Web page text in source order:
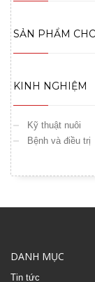
SẢN PHẨM
KINH NGHIỆM
Kỹ thuật nuôi
Bệnh và điều trị
DANH MỤC
Tin tức